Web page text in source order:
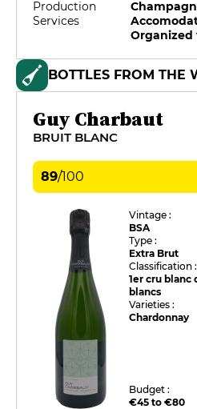
Production
Services
Organized
BOTTLES FROM THE
Guy Charbaut
BRUIT BLANC
89/100
Vintage :
BSA
Type :
Extra Brut
Classification :
1er cru blanc
blancs
Varieties :
Chardonnay
Budget :
€45 to €80